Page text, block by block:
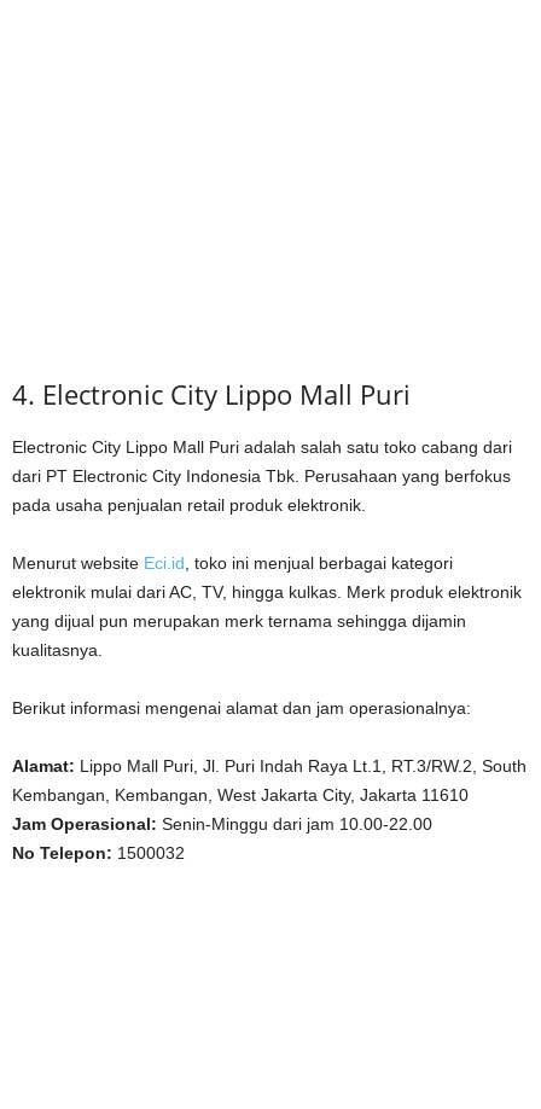
4. Electronic City Lippo Mall Puri
Electronic City Lippo Mall Puri adalah salah satu toko cabang dari
dari PT Electronic City Indonesia Tbk. Perusahaan yang berfokus
pada usaha penjualan retail produk elektronik.
Menurut website Eci.id, toko ini menjual berbagai kategori
elektronik mulai dari AC, TV, hingga kulkas. Merk produk elektronik
yang dijual pun merupakan merk ternama sehingga dijamin
kualitasnya.
Berikut informasi mengenai alamat dan jam operasionalnya:
Alamat: Lippo Mall Puri, Jl. Puri Indah Raya Lt.1, RT.3/RW.2, South
Kembangan, Kembangan, West Jakarta City, Jakarta 11610
Jam Operasional: Senin-Minggu dari jam 10.00-22.00
No Telepon: 1500032